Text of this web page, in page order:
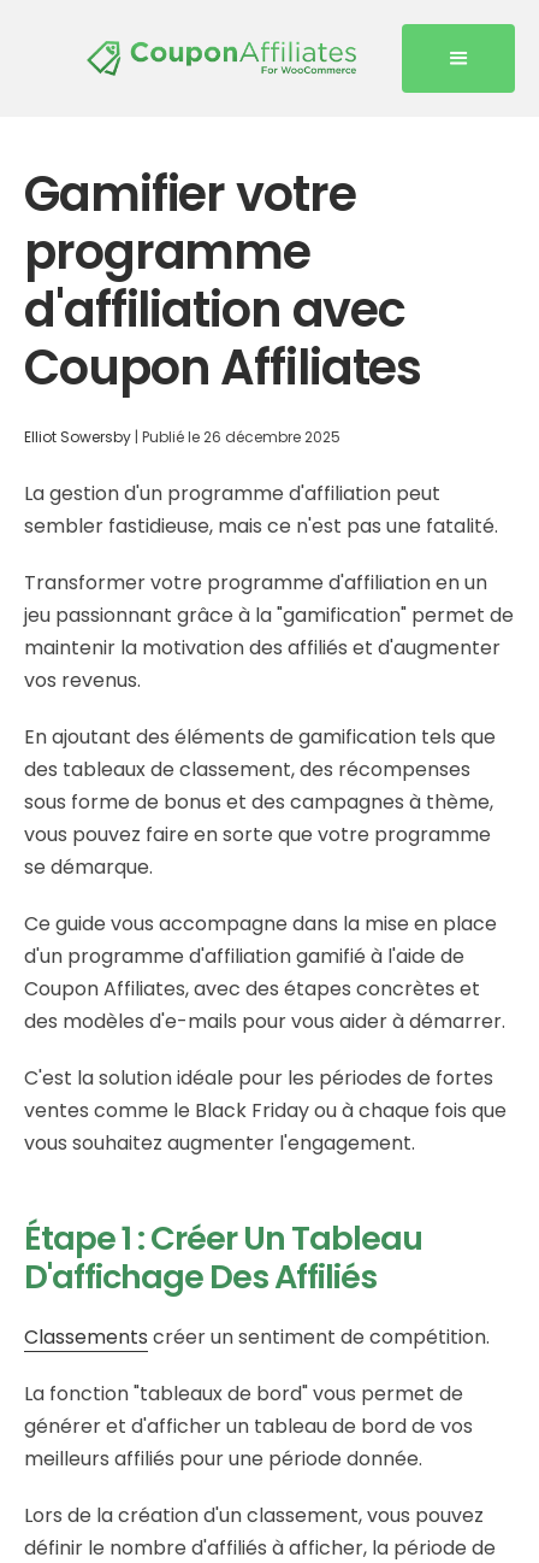
Gamifier votre
programme
d'affiliation avec
Coupon Affiliates
Elliot Sowersby | Publié le26 décembre 2025
La gestion d'un programme d'affiliation peut
sembler fastidieuse, mais ce n'est pas une fatalité.
Transformer votre programme d'affiliation en un
jeu passionnant grâce à la "gamification" permet de
maintenir la motivation des affiliés et d'augmenter
vos revenus.
En ajoutant des éléments de gamification tels que
des tableaux de classement, des récompenses
sous forme de bonus et des campagnes à thème,
vous pouvez faire en sorte que votre programme
se démarque.
Ce guide vous accompagne dans la mise en place
d'un programme d'affiliation gamifié à l'aide de
Coupon Affiliates, avec des étapes concrètes et
des modèles d'e-mails pour vous aider à démarrer.
C'est la solution idéale pour les périodes de fortes
ventes comme le Black Friday ou à chaque fois que
vous souhaitez augmenter l'engagement.
Étape 1 : Créer Un Tableau
D'affichage Des Affiliés
Classements créer un sentiment de compétition.
La fonction "tableaux de bord" vous permet de
générer et d'afficher un tableau de bord de vos
meilleurs affiliés pour une période donnée.
Lors de la création d'un classement, vous pouvez
définir le nombre d'affiliés à afficher, la période de